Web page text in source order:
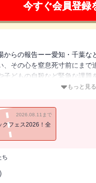
今すぐ会員登録
からの報告ーー愛知・千葉
その心を窒息死寸前にまで
子どもの自殺など緊急な課
もっと見る
2026.08.11まで
クフェス2026！全
ち